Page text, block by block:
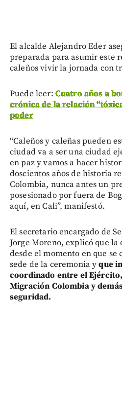
El alcalde Alejandro Eder
preparada para asumir este
caleños vivir la jornada con
Puede leer: Cuatro años a
crónica de la relación
poder
“Caleños y caleñas pueden
ciudad va a ser una ciudad
en paz y vamos a hacer
doscientos años de historia
Colombia, nunca antes un
posesionado por fuera de
aquí, en Cali”, manifestó.
El secretario encargado de
Jorge Moreno, explicó que la
desde el momento en que
sede de la ceremonia yque
coordinado entre el Ejército,
Migración Colombia y
seguridad.